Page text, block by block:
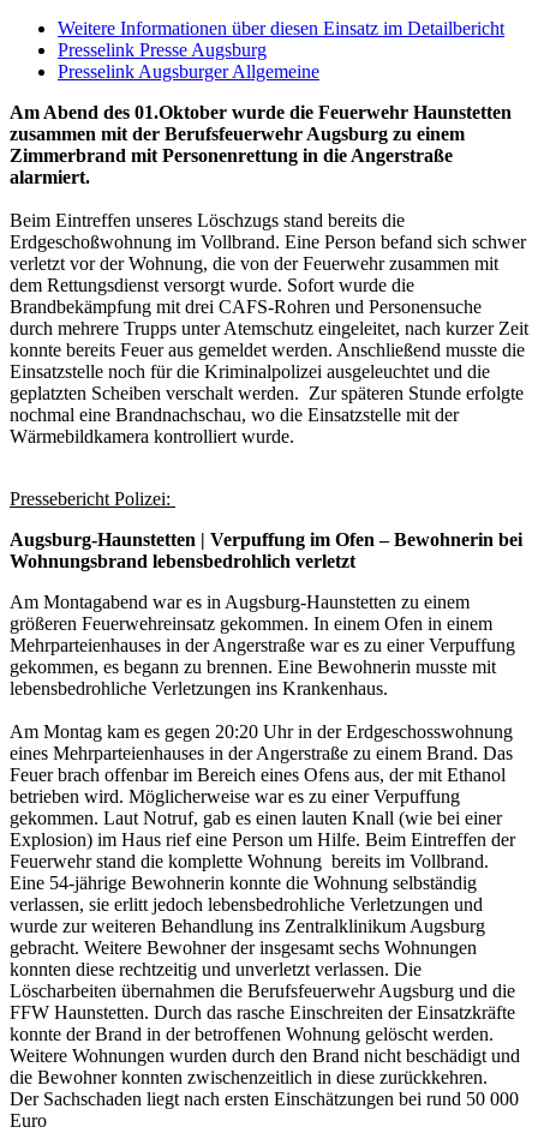
Weitere Informationen über diesen Einsatz im Detailbericht
Presselink Presse Augsburg
Presselink Augsburger Allgemeine
Am Abend des 01.Oktober wurde die Feuerwehr Haunstetten
zusammen mit der Berufsfeuerwehr Augsburg zu einem
Zimmerbrand mit Personenrettung in die Angerstraße
alarmiert.
Beim Eintreffen unseres Löschzugs stand bereits die
Erdgeschoßwohnung im Vollbrand. Eine Person befand sich schwer
verletzt vor der Wohnung, die von der Feuerwehr zusammen mit
dem Rettungsdienst versorgt wurde. Sofort wurde die
Brandbekämpfung mit drei CAFS-Rohren und Personensuche
durch mehrere Trupps unter Atemschutz eingeleitet, nach kurzer Zeit
konnte bereits Feuer aus gemeldet werden. Anschließend musste die
Einsatzstelle noch für die Kriminalpolizei ausgeleuchtet und die
geplatzten Scheiben verschalt werden. Zur späteren Stunde erfolgte
nochmal eine Brandnachschau, wo die Einsatzstelle mit der
Wärmebildkamera kontrolliert wurde.
Pressebericht Polizei:
Augsburg-Haunstetten | Verpuffung im Ofen – Bewohnerin bei
Wohnungsbrand lebensbedrohlich verletzt
Am Montagabend war es in Augsburg-Haunstetten zu einem
größeren Feuerwehreinsatz gekommen. In einem Ofen in einem
Mehrparteienhauses in der Angerstraße war es zu einer Verpuffung
gekommen, es begann zu brennen. Eine Bewohnerin musste mit
lebensbedrohliche Verletzungen ins Krankenhaus.
Am Montag kam es gegen 20:20 Uhr in der Erdgeschosswohnung
eines Mehrparteienhauses in der Angerstraße zu einem Brand. Das
Feuer brach offenbar im Bereich eines Ofens aus, der mit Ethanol
betrieben wird. Möglicherweise war es zu einer Verpuffung
gekommen. Laut Notruf, gab es einen lauten Knall (wie bei einer
Explosion) im Haus rief eine Person um Hilfe. Beim Eintreffen der
Feuerwehr stand die komplette Wohnung bereits im Vollbrand.
Eine 54-jährige Bewohnerin konnte die Wohnung selbständig
verlassen, sie erlitt jedoch lebensbedrohliche Verletzungen und
wurde zur weiteren Behandlung ins Zentralklinikum Augsburg
gebracht. Weitere Bewohner der insgesamt sechs Wohnungen
konnten diese rechtzeitig und unverletzt verlassen. Die
Löscharbeiten übernahmen die Berufsfeuerwehr Augsburg und die
FFW Haunstetten. Durch das rasche Einschreiten der Einsatzkräfte
konnte der Brand in der betroffenen Wohnung gelöscht werden.
Weitere Wohnungen wurden durch den Brand nicht beschädigt und
die Bewohner konnten zwischenzeitlich in diese zurückkehren.
Der Sachschaden liegt nach ersten Einschätzungen bei rund 50 000
Euro